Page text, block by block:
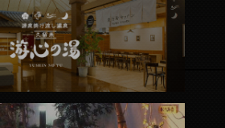
もれびについて
ご利用ガイド
サウナ